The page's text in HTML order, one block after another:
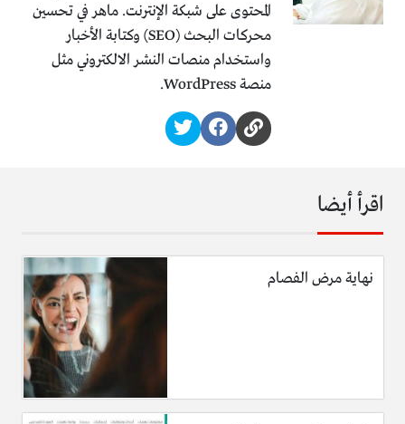
المحتوى على شبكة الإنترنت. ماهر في تحسين
محركات البحث (SEO) وكتابة الأخبار
واستخدام منصات النشر الالكتروني مثل
منصة WordPress.
اقرأ أيضا
نهاية مرض الفصام